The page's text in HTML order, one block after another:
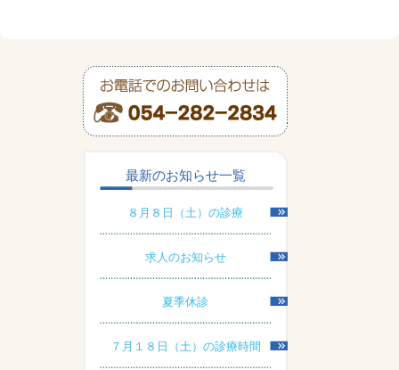
最新のお知らせ一覧
８月８日（土）の診療
求人のお知らせ
夏季休診
７月１８日（土）の診療時間